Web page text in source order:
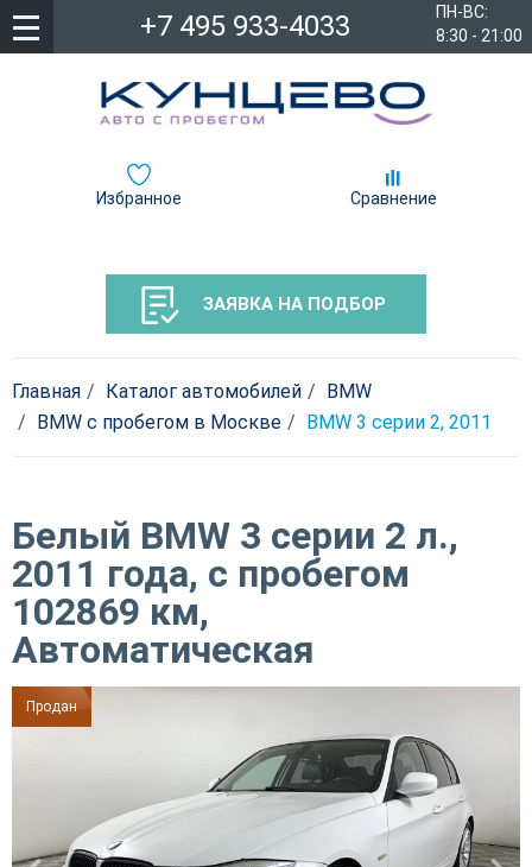
ПН-ВС:
8:30 - 21:00
+7 495 933-4033
Избранное Сравнение
ЗАЯВКА НА ПОДБОР
Главная Каталог автомобилей
BMW
BMW с пробегом в Москве
BMW 3 серии 2, 2011
Белый BMW 3 серии 2 л.,
2011 года, с пробегом
102869 км,
Автоматическая
Продан